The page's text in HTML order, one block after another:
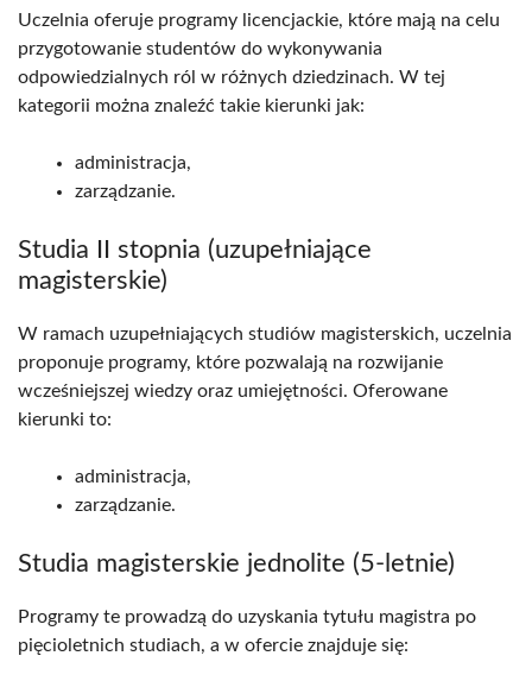
Uczelnia oferuje programy licencjackie, które mają na celu
przygotowanie studentów do wykonywania
odpowiedzialnych ról w różnych dziedzinach. W tej
kategorii można znaleźć takie kierunki jak:
administracja,
zarządzanie.
Studia II stopnia (uzupełniające
magisterskie)
W ramach uzupełniających studiów magisterskich, uczelnia
proponuje programy, które pozwalają na rozwijanie
wcześniejszej wiedzy oraz umiejętności. Oferowane
kierunki to:
administracja,
zarządzanie.
Studia magisterskie jednolite (5-letnie)
Programy te prowadzą do uzyskania tytułu magistra po
pięcioletnich studiach, a w ofercie znajduje się: